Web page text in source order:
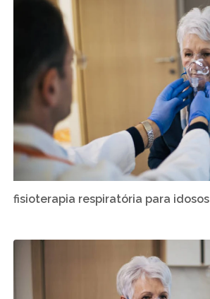
fisioterapia respiratória para idosos